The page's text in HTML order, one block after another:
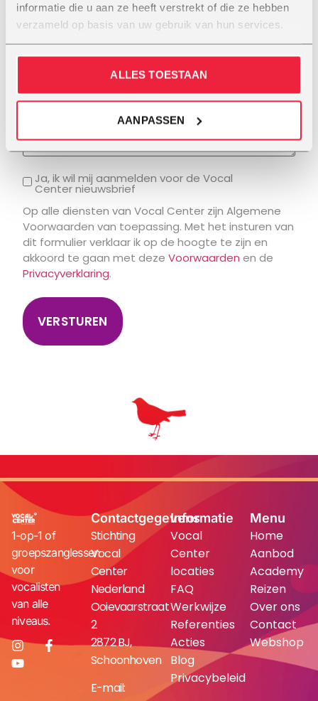
informatie die u aan ze heeft verstrekt of die ze hebben
verzameld op basis van uw gebruik van hun services.
ALLES TOESTAAN
AANPASSEN
Postcode *
Ja, ik wil mij aanmelden voor de Vocal
Center nieuwsbrief
Op alle diensten van Vocal Center zijn Algemene
Voorwaarden van toepassing. Met het insturen van
dit formulier verklaar ik op de hoogte te zijn en
akkoord te gaan met deze Voorwaarden en de
Privacyverklaring.
1-op-1 of
groepszanglessen
voor
vocalisten
van alle
niveaus.
Contactgegevens
Stichting
Vocal
Center
Nederland
Ooievaarstraat
2
2872 BJ,
Schoonhoven
E-mail:
Informatie
Vocal
Center
locaties
FAQ
Werkwijze
Referenties
Acties
Blog
Privacybeleid
Menu
Home
Aanbod
Academy
Reizen
Over ons
Contact
Webshop